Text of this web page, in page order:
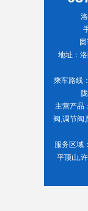
地址：
乘车路线
主营产品
阀,调节阀
服务区域
平顶山,